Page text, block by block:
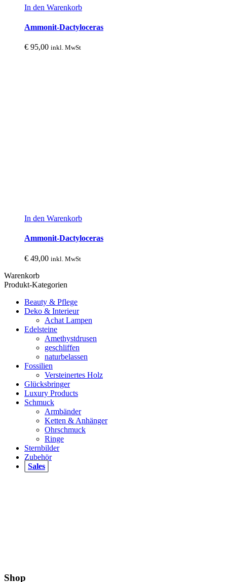
In den Warenkorb
Ammonit-Dactyloceras
€ 95,00 inkl. MwSt
In den Warenkorb
Ammonit-Dactyloceras
€ 49,00 inkl. MwSt
Warenkorb
Produkt-Kategorien
Beauty & Pflege
Deko & Interieur
Achat Lampen
Edelsteine
Amethystdrusen
geschliffen
naturbelassen
Fossilien
Versteinertes Holz
Glücksbringer
Luxury Products
Schmuck
Armbänder
Ketten & Anhänger
Ohrschmuck
Ringe
Sternbilder
Zubehör
Sales
Shop